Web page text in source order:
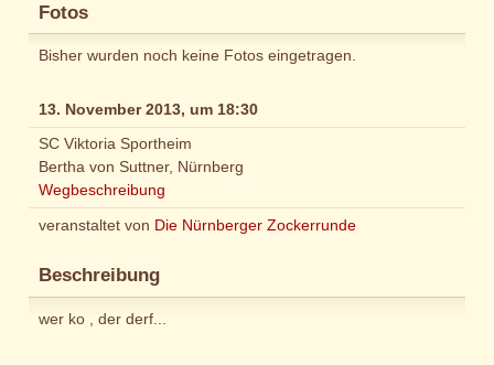
Fotos
Bisher wurden noch keine Fotos eingetragen.
13. November 2013, um 18:30
SC Viktoria Sportheim
Bertha von Suttner, Nürnberg
Wegbeschreibung
veranstaltet von Die Nürnberger Zockerrunde
Beschreibung
wer ko , der derf...